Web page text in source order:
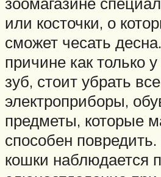
или косточки, о
сможет чесать
причине как только
зуб, стоит убрать все
электроприборы,
предметы, которые
способен
кошки наблюдается